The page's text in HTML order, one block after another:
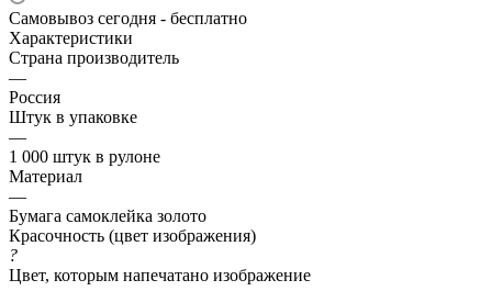
Самовывоз сегодня - бесплатно
Характеристики
Страна производитель
—
Россия
Штук в упаковке
—
1 000 штук в рулоне
Материал
—
Бумага самоклейка золото
Красочность (цвет изображения)
?
Цвет, которым напечатано изображение